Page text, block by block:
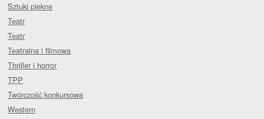
Sztuki piękne
Teatr
Teatr
Teatralna i filmowa
Thriller i horror
TPP
Twórczość konkursowa
Western